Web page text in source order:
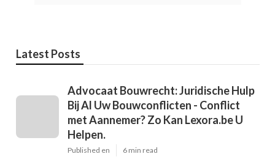
Latest Posts
Advocaat Bouwrecht: Juridische Hulp
Bij Al Uw Bouwconflicten - Conflict
met Aannemer? Zo Kan Lexora.be U
Helpen.
Published en 6 min read